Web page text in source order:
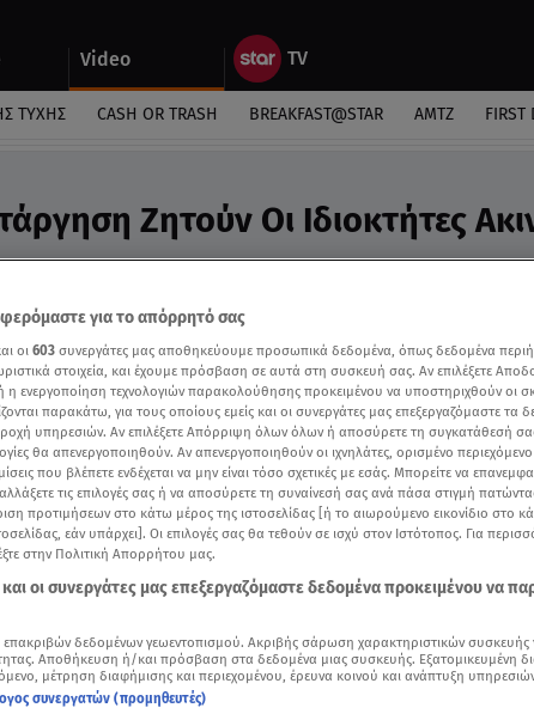
Video
ΤΎΧΗΣ CASH OR TRASH BREAKFAST@STAR ΑΜΤΖ FIRST
Ζητούν Οι Ιδιοκτήτες
αδικίες και λάθος κατανομή» λένε οι
για το απόρρητό σας
οι 603 συνεργάτες μας αποθηκεύουμε προσωπικά δεδομένα, όπως δεδομένα
στοιχεία, και έχουμε πρόσβαση σε αυτά στη συσκευή σας. Αν επιλέξετε
η ενεργοποίηση τεχνολογιών παρακολούθησης προκειμένου να υποστηριχθούν οι
παρακάτω, για τους οποίους εμείς και οι συνεργάτες μας επεξεργαζόμαστε τα
υπηρεσιών. Αν επιλέξετε Απόρριψη όλων όλων ή αποσύρετε τη συγκατάθεσή
θα απενεργοποιηθούν. Αν απενεργοποιηθούν οι ιχνηλάτες, ορισμένο
που βλέπετε ενδέχεται να μην είναι τόσο σχετικές με εσάς. Μπορείτε να
τις επιλογές σας ή να αποσύρετε τη συναίνεσή σας ανά πάσα στιγμή
προτιμήσεων στο κάτω μέρος της ιστοσελίδας [ή το αιωρούμενο εικονίδιο στο
εάν υπάρχει]. Οι επιλογές σας θα τεθούν σε ισχύ στον Ιστότοπος. Για
στην Πολιτική Απορρήτου μας.
και οι συνεργάτες μας επεξεργαζόμαστε δεδομένα προκειμένου να
δεδομένων γεωεντοπισμού. Ακριβής σάρωση χαρακτηριστικών συσκευής
Αποθήκευση ή/και πρόσβαση στα δεδομένα μιας συσκευής. Εξατομικευμένη
μέτρηση διαφήμισης και περιεχομένου, έρευνα κοινού και ανάπτυξη
συνεργατών (προμηθευτές)